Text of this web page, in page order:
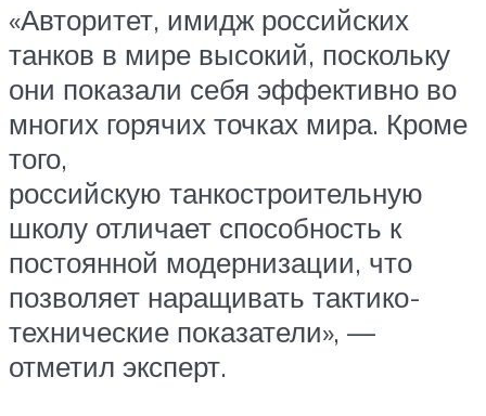
«Авторитет, имидж российских
танков в мире высокий, поскольку
они показали себя эффективно во
многих горячих точках мира. Кроме
того,
российскую танкостроительную
школу отличает способность к
постоянной модернизации, что
позволяет наращивать тактико-
технические показатели», —
отметил эксперт.